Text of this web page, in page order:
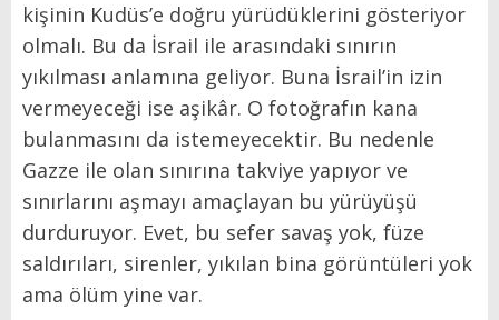
kişinin Kudüs’e doğru yürüdüklerini gösteriyor
olmalı. Bu da İsrail ile arasındaki sınırın
yıkılması anlamına geliyor. Buna İsrail’in izin
vermeyeceği ise aşikâr. O fotoğrafın kana
bulanmasını da istemeyecektir. Bu nedenle
Gazze ile olan sınırına takviye yapıyor ve
sınırlarını aşmayı amaçlayan bu yürüyüşü
durduruyor. Evet, bu sefer savaş yok, füze
saldırıları, sirenler, yıkılan bina görüntüleri yok
ama ölüm yine var.